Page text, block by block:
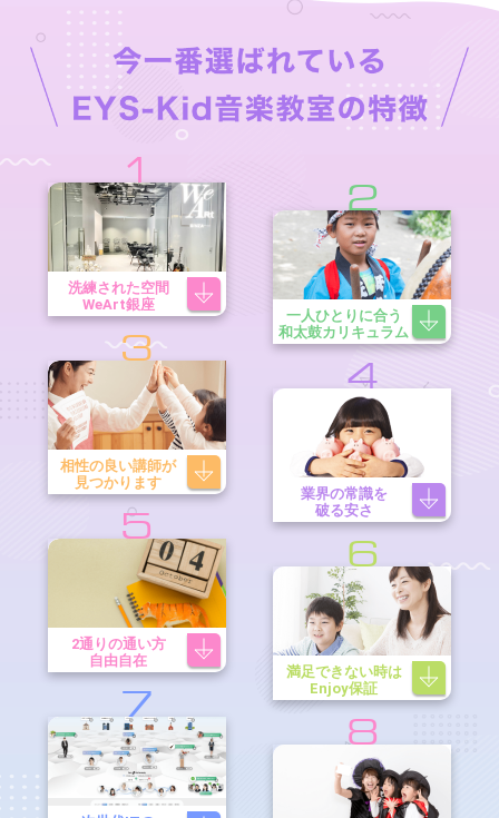
1
洗練された空間
WeArt銀座
2
一人ひとりに合う
和太鼓カリキュラム
3
相性の良い講師が
見つかります
4
業界の常識を
破る安さ
5
2通りの通い方
自由自在
6
満足できない時は
Enjoy保証
7
8